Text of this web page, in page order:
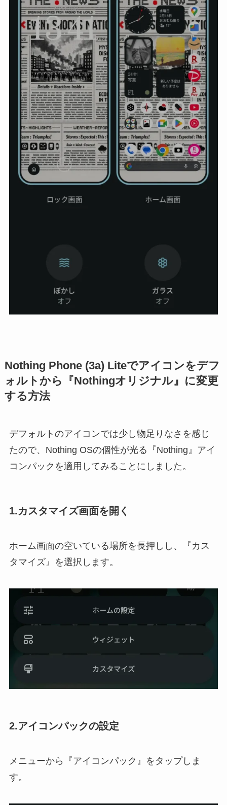
Nothing Phone (3a) Liteでアイコンをデフ
ォルトから『Nothingオリジナル』に変更
する方法
デフォルトのアイコンでは少し物足りなさを感じ
たので、Nothing OSの個性が光る『Nothing』アイ
コンパックを適用してみることにしました。
1.カスタマイズ画面を開く
ホーム画面の空いている場所を長押しし、『カス
タマイズ』を選択します。
2.アイコンパックの設定
メニューから『アイコンパック』をタップしま
す。